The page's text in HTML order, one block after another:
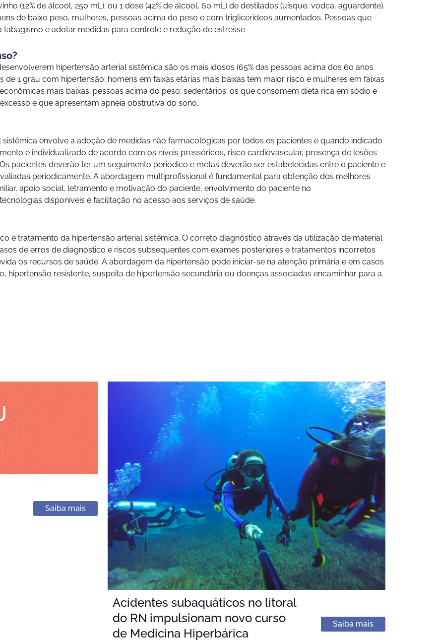
(12% de álcool, 250 mL); ou 1 dose (42% de álcool, 60 mL) de destilados (uísque, vodca, aguardente).
de baixo peso, mulheres, pessoas acima do peso e com triglicerídeos aumentados. Pessoas que
e adotar medidas para controle e redução de estresse
hipertensão arterial sistêmica são os mais idosos (65% das pessoas acima dos 60 anos
1 grau com hipertensão; homens em faixas etárias mais baixas tem maior risco e mulheres em faixas
mais baixas; pessoas acima do peso; sedentários; os que consomem dieta rica em sódio e
e que apresentam apneia obstrutiva do sono.
envolve a adoção de medidas não farmacológicas por todos os pacientes e quando indicado
é individualizado de acordo com os níveis pressóricos, risco cardiovascular, presença de lesões
pacientes deverão ter um seguimento periódico e metas deverão ser estabelecidas entre o paciente e
periodicamente. A abordagem multiprofissional é fundamental para obtenção dos melhores
apoio social, letramento e motivação do paciente, envolvimento do paciente no
disponíveis e facilitação no acesso aos serviços de saúde.
e tratamento da hipertensão arterial sistêmica. O correto diagnóstico através da utilização de material
de erros de diagnóstico e riscos subsequentes com exames posteriores e tratamentos incorretos
os recursos de saúde. A abordagem da hipertensão pode iniciar-se na atenção primária e em casos
hipertensão resistente, suspeita de hipertensão secundária ou doenças associadas encaminhar para a
Saiba mais
Acidentes subaquáticos no litoral
do RN impulsionam novo curso
de Medicina Hiperbárica
Saiba mais